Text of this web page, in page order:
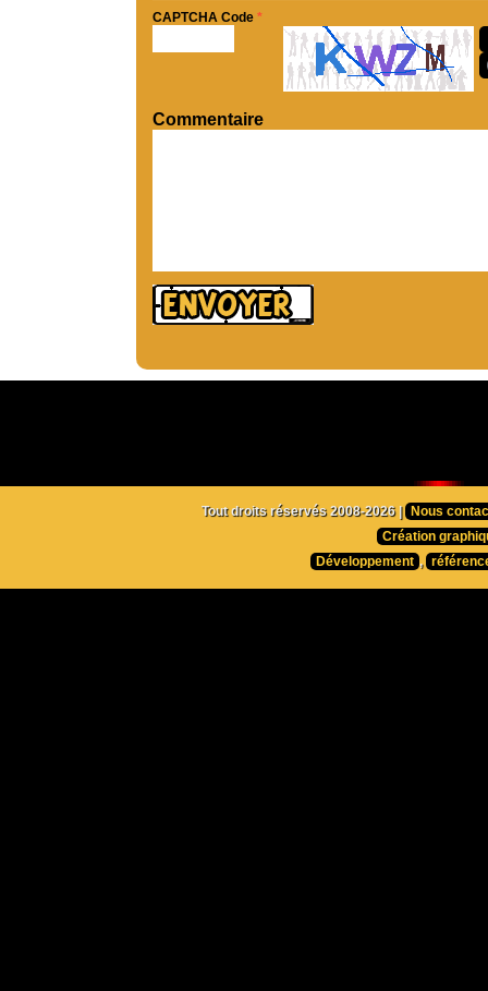
CAPTCHA Code *
Commentaire
Tout droits réservés 2008-2026 |
Nous
Création
Développement ,